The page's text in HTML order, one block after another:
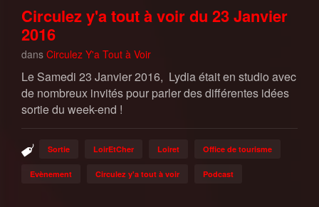
Circulez y'a tout à voir du 23 Janvier
2016
dans Circulez Y'a Tout à Voir
Le Samedi 23 Janvier 2016, Lydia était en studio avec
de nombreux invités pour parler des différentes idées
sortie du week-end !
Sortie LoirEtCher Loiret Office de tourisme
Evènement Circulez y'a tout à voir Podcast